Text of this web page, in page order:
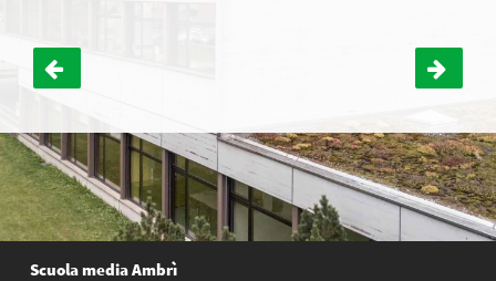
Navigazione
articoli
Scuola media Ambrì